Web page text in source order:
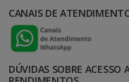
CANAIS DE
DÚVIDAS SOBRE ACESSO